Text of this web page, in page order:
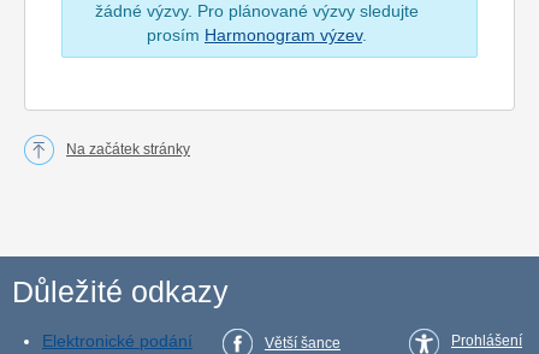
žádné výzvy. Pro plánované výzvy sledujte
prosím Harmonogram výzev.
Na začátek stránky
Důležité odkazy
Elektronické podání
Větší šance
Prohlášení